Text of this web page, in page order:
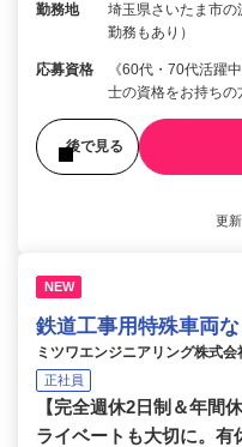
勤務地
埼玉県さいたま市
勤務もあり）
応募資格
《60代・70代活躍
士の資格をお持ちの
後で見る
更
NEW
鉄道工事用特殊車両
ミツワエンジニアリング株式会
正社員
【完全週休2日制＆年間
ライベートも大切に。有